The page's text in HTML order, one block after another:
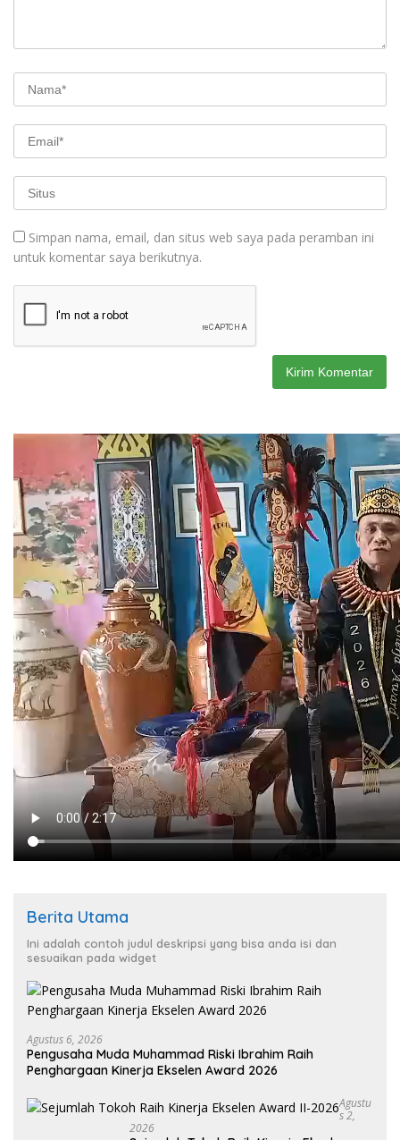
Simpan nama, email, dan situs web saya pada peramban ini
untuk komentar saya berikutnya.
Berita Utama
Ini adalah contoh judul deskripsi yang bisa anda isi dan
sesuaikan pada widget
Agustus 6, 2026
Pengusaha Muda Muhammad Riski Ibrahim Raih
Penghargaan Kinerja Ekselen Award 2026
Agustu
S 2,
2026